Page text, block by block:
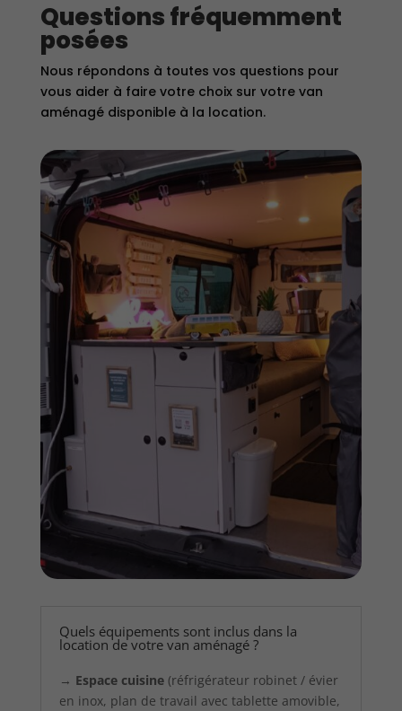
Questions fréquemment
posées
Nous répondons à toutes vos questions pour
vous aider à faire votre choix sur votre van
aménagé disponible à la location.
Quels équipements sont inclus dans la
location de votre van aménagé ?
→ Espace cuisine(réfrigérateur robinet / évier
en inox, plan de travail avec tablette amovible,